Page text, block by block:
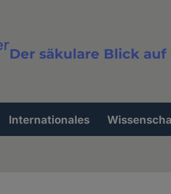
Der säkulare Blick
Volltextsuche
Internationales